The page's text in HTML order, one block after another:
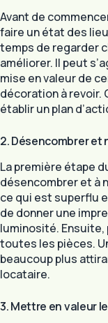
Avant de
faire un état des
temps de regarder
améliorer. Il peut
mise en valeur de
décoration à revoir.
établir un plan
2. Désencombrer et
La première étape
désencombrer et à
ce qui est superflu
de donner une
luminosité. Ensuite,
toutes les pièces.
beaucoup plus
locataire.
3. Mettre en valeur